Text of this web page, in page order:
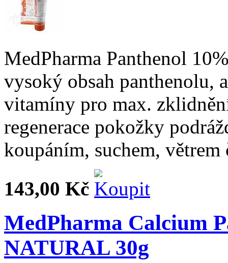
MedPharma Panthenol
vysoký obsah panthenolu,
vitamíny pro max.
regenerace pokožky
koupáním, suchem, větrem
143,00 Kč
MedPharma Calcium
NATURAL 30g